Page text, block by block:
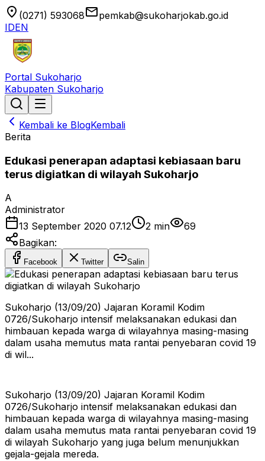
location_on (0271) 593068emailpemkab@sukoharjokab.go.id
IDEN
Portal Sukoharjo
Kabupaten Sukoharjo
Kembali ke BlogKembali
Berita
Edukasi penerapan adaptasi kebiasaan baru
terus digiatkan di wilayah Sukoharjo
A
Administrator
13 September 2020 07.12
2 min
69
Bagikan:
Facebook Twitter Salin
Sukoharjo (13/09/20) Jajaran Koramil Kodim
0726/Sukoharjo intensif melaksanakan edukasi dan
himbauan kepada warga di wilayahnya masing-masing
dalam usaha memutus mata rantai penyebaran covid 19
di wil...
Sukoharjo (13/09/20) Jajaran Koramil Kodim
0726/Sukoharjo intensif melaksanakan edukasi dan
himbauan kepada warga di wilayahnya masing-masing
dalam usaha memutus mata rantai penyebaran covid 19
di wilayah Sukoharjo yang juga belum menunjukkan
gejala-gejala mereda.